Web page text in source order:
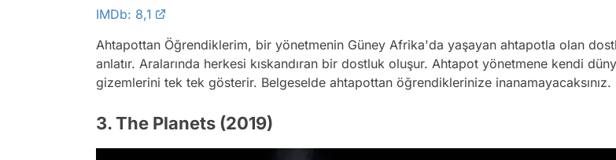
IMDb: 8,1
Ahtapottan Öğrendiklerim, bir yönetmenin Güney Afrika'da yaşayan ahtapotla olan
anlatır. Aralarında herkesi kıskandıran bir dostluk oluşur. Ahtapot yönetmene kendi
gizemlerini tek tek gösterir. Belgeselde ahtapottan öğrendiklerinize inanamayacaksınız.
3. The Planets (2019)